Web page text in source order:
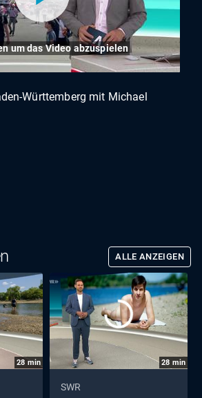
um das Video abzuspielen
Württemberg mit Michael
ALLE ANZEIGEN
28 min 28 min
SWR